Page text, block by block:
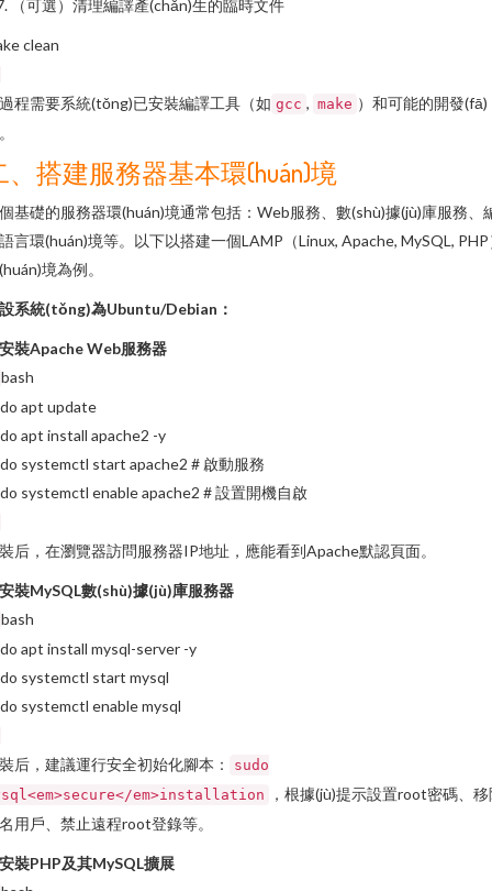
（可選）清理編譯產(chǎn)生的臨時文件
clean
程需要系統(tǒng)已安裝編譯工具（如 gcc , make ）和可能的開發(fā)
、搭建服務器基本環(huán)境
基礎的服務器環(huán)境通常包括：Web服務、數(shù)據(jù)庫服務、
言環(huán)境等。以下以搭建一個LAMP（Linux, Apache, MySQL, PHP
境為例。
系統(tǒng)為Ubuntu/Debian：
安裝Apache Web服務器
bash
apt update
apt install apache2 -y
systemctl start apache2 # 啟動服務
systemctl enable apache2 # 設置開機自啟
后，在瀏覽器訪問服務器IP地址，應能看到Apache默認頁面。
安裝MySQL數(shù)據(jù)庫服務器
bash
apt install mysql-server -y
systemctl start mysql
systemctl enable mysql
后，建議運行安全初始化腳本：
sudo
em>installation
，根據(jù)提示設置root密碼、
用戶、禁止遠程root登錄等。
安裝PHP及其MySQL擴展